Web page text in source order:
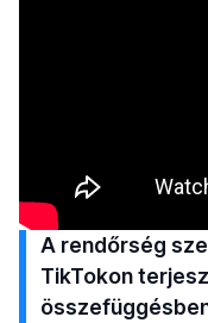
A rendőrség
TikTokon